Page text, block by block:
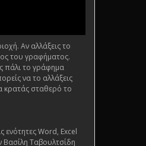
Αν αλλάξεις το
του γραφήματος.
πάλι το γράφημα
να το αλλάξεις
κρατάς σταθερό το
ενότητες Word, Excel
Ταβουλτσίδη